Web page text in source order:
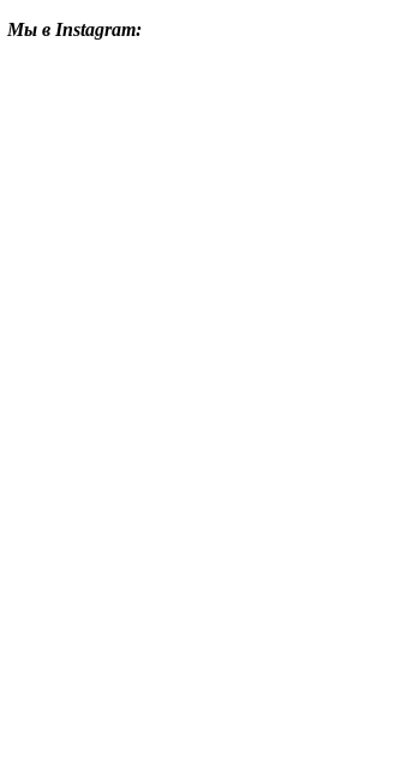
Мы в Instagram: